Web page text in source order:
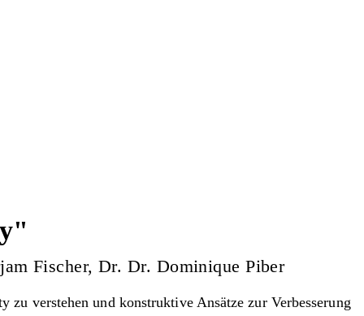
Fischer, Dr. Dr. Dominique Piber
verstehen und konstruktive Ansätze zur Verbesserung